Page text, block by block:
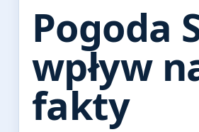
Pogoda
wpływ
fakty